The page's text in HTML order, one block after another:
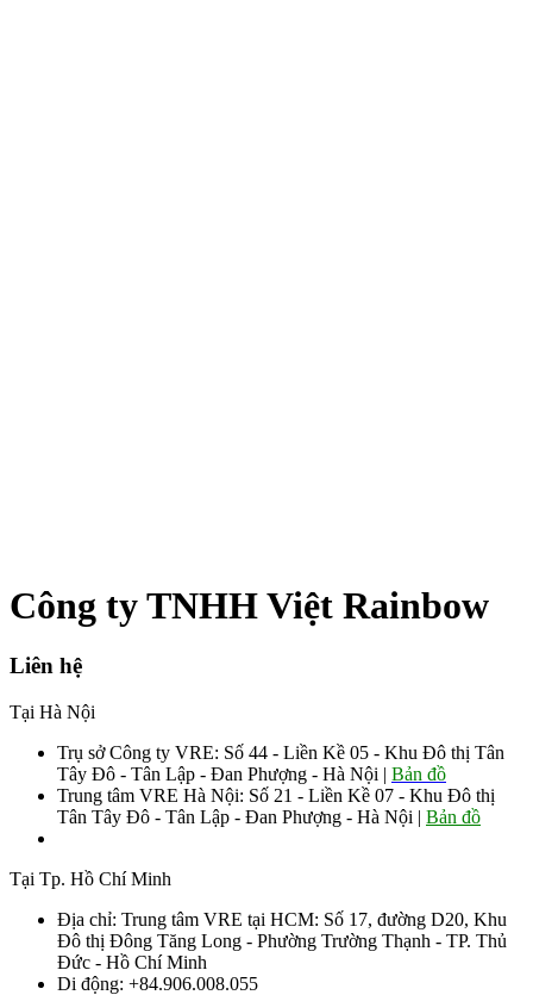
Công ty TNHH Việt Rainbow
Liên hệ
Tại Hà Nội
Trụ sở Công ty VRE: Số 44 - Liền Kề 05 - Khu Đô thị Tân
Tây Đô - Tân Lập - Đan Phượng - Hà Nội | Bản đồ
Trung tâm VRE Hà Nội: Số 21 - Liền Kề 07 - Khu Đô thị
Tân Tây Đô - Tân Lập - Đan Phượng - Hà Nội | Bản đồ
Tại Tp. Hồ Chí Minh
Địa chỉ: Trung tâm VRE tại HCM: Số 17, đường D20, Khu
Đô thị Đông Tăng Long - Phường Trường Thạnh - TP. Thủ
Đức - Hồ Chí Minh
Di động: +84.906.008.055